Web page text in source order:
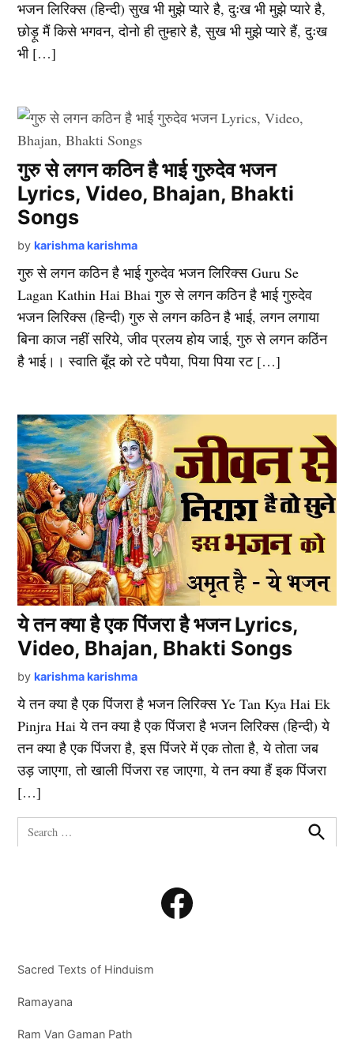
भजन लिरिक्स (हिन्दी) सुख भी मुझे प्यारे है, दुःख भी मुझे प्यारे है,
छोड़ू मैं किसे भगवन, दोनो ही तुम्हारे है, सुख भी मुझे प्यारे हैं, दुःख
भी […]
गुरु से लगन कठिन है भाई गुरुदेव भजन
Lyrics, Video, Bhajan, Bhakti
Songs
by karishma karishma
गुरु से लगन कठिन है भाई गुरुदेव भजन लिरिक्स Guru Se
Lagan Kathin Hai Bhai गुरु से लगन कठिन है भाई गुरुदेव
भजन लिरिक्स (हिन्दी) गुरु से लगन कठिन है भाई, लगन लगाया
बिना काज नहीं सरिये, जीव प्रलय होय जाई, गुरु से लगन कठिंन
है भाई।। स्वाति बूँद को रटे पपैया, पिया पिया रट […]
ये तन क्या है एक पिंजरा है भजन Lyrics,
Video, Bhajan, Bhakti Songs
by karishma karishma
ये तन क्या है एक पिंजरा है भजन लिरिक्स Ye Tan Kya Hai Ek
Pinjra Hai ये तन क्या है एक पिंजरा है भजन लिरिक्स (हिन्दी) ये
तन क्या है एक पिंजरा है, इस पिंजरे में एक तोता है, ये तोता जब
उड़ जाएगा, तो खाली पिंजरा रह जाएगा, ये तन क्या हैं इक पिंजरा
[…]
Search
for:
Search
Facebook
Sacred Texts of Hinduism
Ramayana
Ram Van Gaman Path